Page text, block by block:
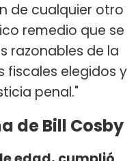
de cualquier otro
remedio que se
razonables de la
fiscales elegidos y
penal."
de Bill Cosby